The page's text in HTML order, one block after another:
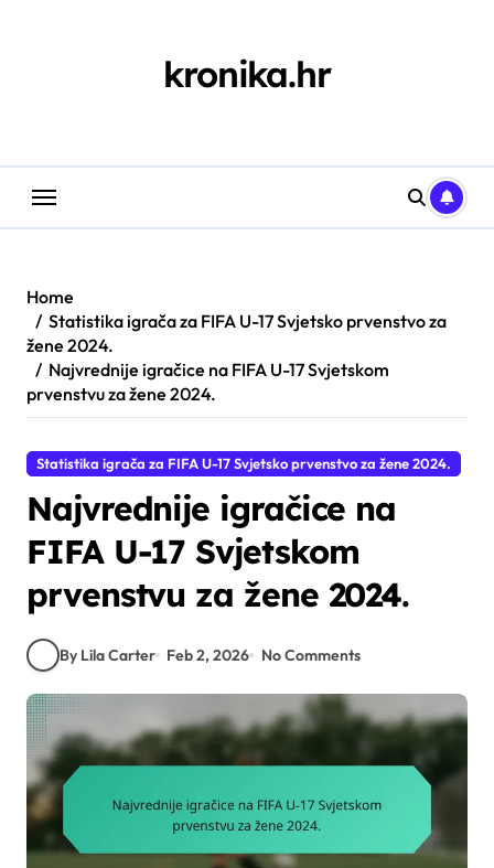
kronika.hr
Home
Statistika igrača za FIFA U-17 Svjetsko prvenstvo za
žene 2024.
Najvrednije igračice na FIFA U-17 Svjetskom
prvenstvu za žene 2024.
Statistika igrača za FIFA U-17 Svjetsko prvenstvo za žene 2024.
Najvrednije igračice na
FIFA U-17 Svjetskom
prvenstvu za žene 2024.
By Lila Carter Feb 2, 2026 No Comments